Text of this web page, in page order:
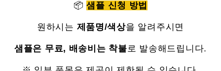
📦샘플 신청 방법
원하시는 제품명/색상을 알려주시면
샘플은 무료, 배송비는 착불로 발송해드립니다.